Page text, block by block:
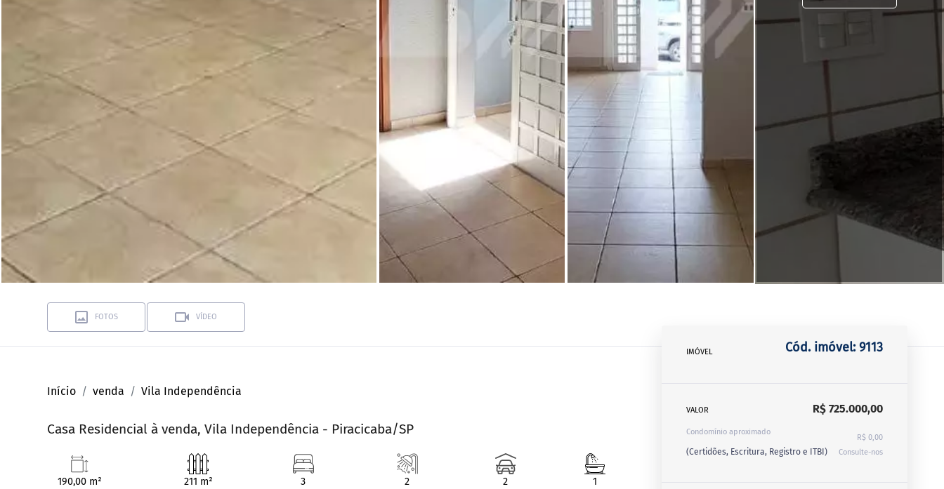
FOTOS VÍDEO
Início venda Vila Independência
Casa Residencial à venda, Vila Independência - Piracicaba/SP
190,00 m²
211 m²
3
2
2
1
IMÓVEL Cód. imóvel: 9113
VALOR R$ 725.000,00
Condomínio aproximado
R$ 0,00
(Certidões, Escritura, Registro e ITBI) Consulte-nos